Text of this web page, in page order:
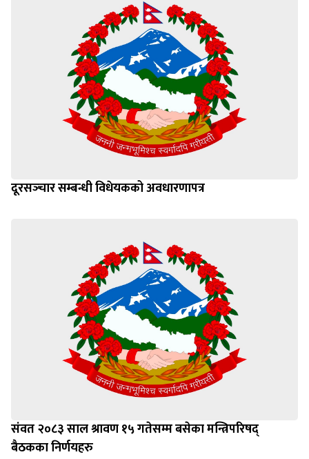
दूरसञ्‍चार सम्बन्धी विधेयकको अवधारणापत्र
संवत २०८३ साल श्रावण १५ गतेसम्म बसेका मन्त्रिपरिषद्
बैठकका निर्णयहरु